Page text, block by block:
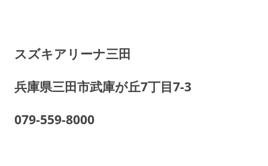
スズキアリーナ三田
兵庫県三田市武庫が丘7丁目7-3
079-559-8000